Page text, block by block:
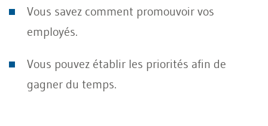
Vous savez comment promouvoir vos
employés.
Vous pouvez établir les priorités afin de
gagner du temps.